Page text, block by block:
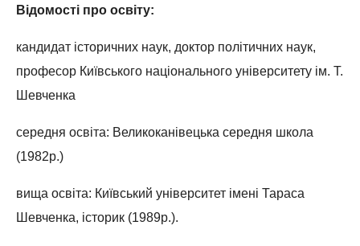
Відомості про освіту:
кандидат історичних наук, доктор політичних наук,
професор Київського національного університету ім. Т.
Шевченка
середня освіта: Великоканівецька середня школа
(1982р.)
вища освіта: Київський університет імені Тараса
Шевченка, історик (1989р.).